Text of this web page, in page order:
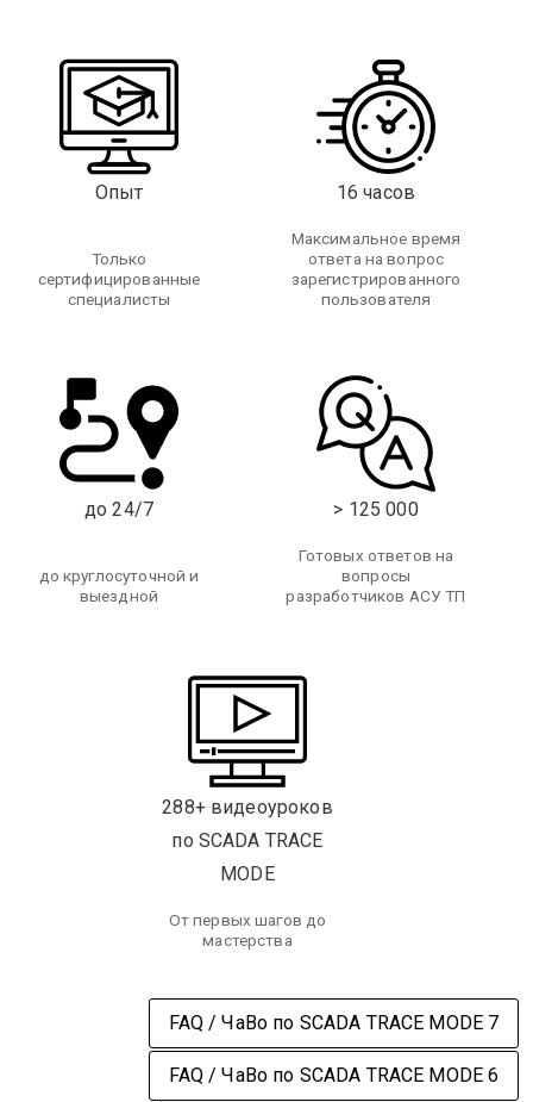
Опыт
Только
сертифицированные
специалисты
16 часов
Максимальное время
ответа на вопрос
зарегистрированного
пользователя
до 24/7
до круглосуточной и
выездной
> 125 000
Готовых ответов на
вопросы
разработчиков АСУ ТП
288+ видеоуроков
по SCADA TRACE
MODE
От первых шагов до
мастерства
FAQ / ЧаВо по SCADA TRACE MODE 7
FAQ / ЧаВо по SCADA TRACE MODE 6